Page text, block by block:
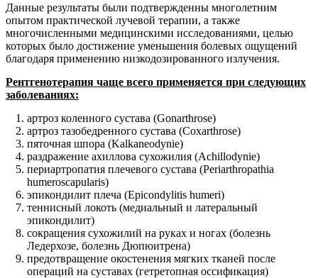
Данные результаты были подтвержденны многолетним
опытом практической лучевой терапии, а также
многочисленными медицинскими исследованиями, целью
которых было достижение уменьшения болевых ощущений
благодаря применению низкодозированного излучения.
Рентгенотерапия чаще всего применяется при следующих
заболеваниях:
артроз коленного сустава (Gonarthrose)
артроз тазобедренного сустава (Coxarthrose)
пяточная шпора (Kalkaneodynie)
раздражение ахиллова сухожилия (Achillodynie)
периартропатия плечевого сустава (Periarthropathia
humeroscapularis)
эпикондилит плеча (Epicondylitis humeri)
теннисный локоть (медиальный и латеральный
эпикондилит)
сокращения сухожилий на руках и ногах (болезнь
Ледерхозе, болезнь Дюпюитрена)
предотвращение окостенения мягких тканей после
операций на суставах (гетретопная оссификация)